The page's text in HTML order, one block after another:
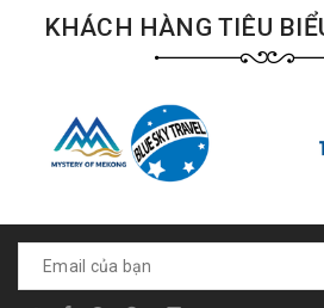
KHÁCH HÀNG TIÊU